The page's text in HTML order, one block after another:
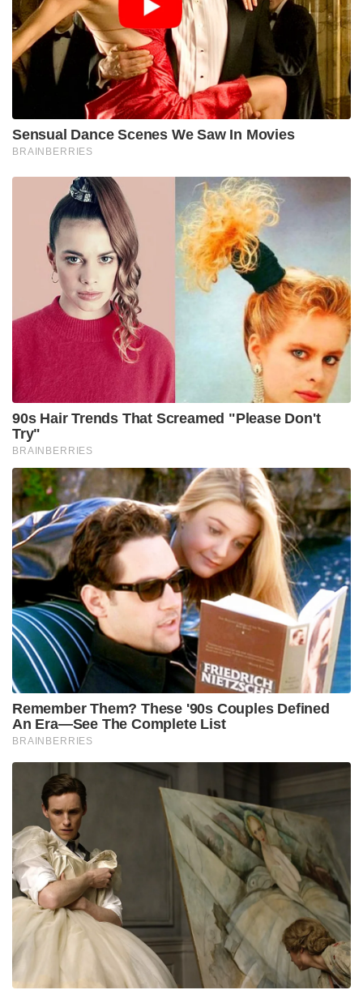
Sensual Dance Scenes We Saw In Movies
BRAINBERRIES
90s Hair Trends That Screamed "Please Don't
Try"
BRAINBERRIES
Remember Them? These '90s Couples Defined
An Era—See The Complete List
BRAINBERRIES